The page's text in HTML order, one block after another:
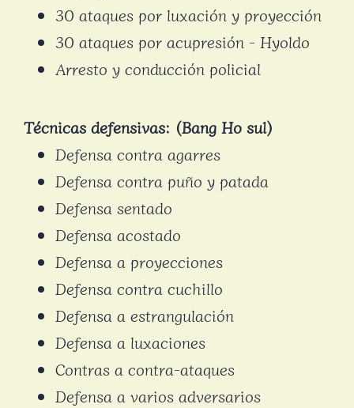
30 ataques por luxación y proyección
30 ataques por acupresión - Hyoldo
Arresto y conducción policial
Técnicas defensivas: (Bang Ho sul)
Defensa contra agarres
Defensa contra puño y patada
Defensa sentado
Defensa acostado
Defensa a proyecciones
Defensa contra cuchillo
Defensa a estrangulación
Defensa a luxaciones
Contras a contra-ataques
Defensa a varios adversarios